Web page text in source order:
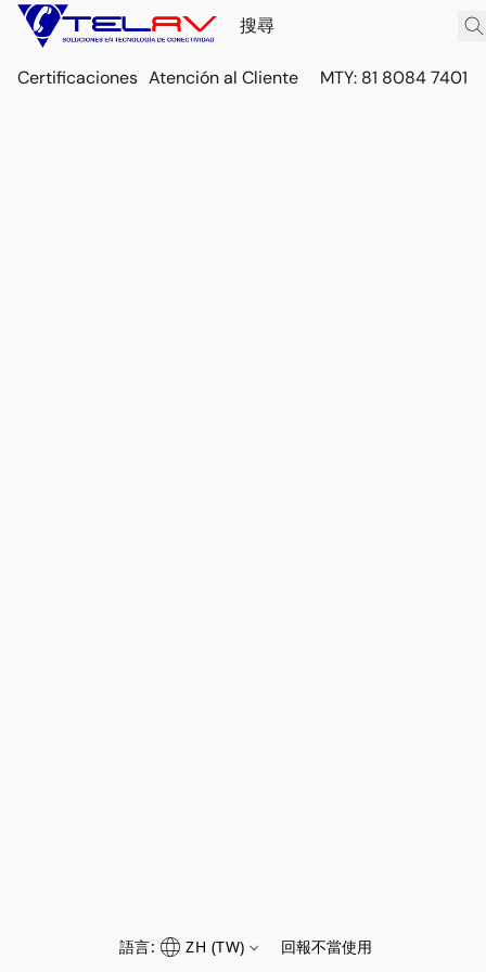
Certificaciones Atención al Cliente MTY: 81 8084 7401
語言: ZH (TW) 回報不當使用